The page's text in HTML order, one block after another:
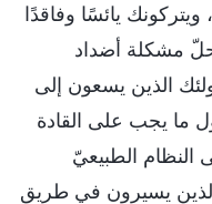
يائسًا وفاقدًا
حلّ مشكلة أضداد
الذين يسعون إلى
ما يجب على القادة
النظام الطبيعيّ
الذين يسيرون في طريق